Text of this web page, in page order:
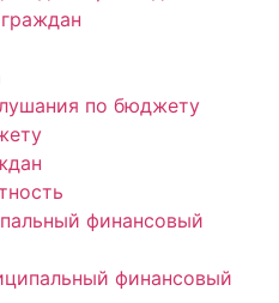
по бюджету
финансовый
финансовый